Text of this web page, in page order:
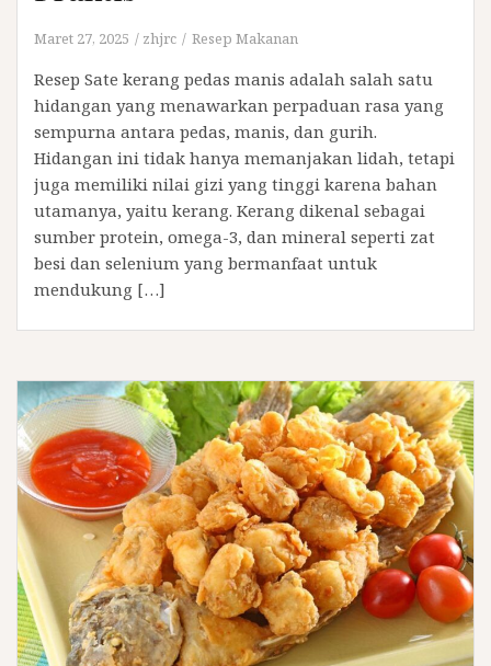
Maret 27, 2025 zhjrc Resep Makanan
Resep Sate kerang pedas manis adalah salah satu
hidangan yang menawarkan perpaduan rasa yang
sempurna antara pedas, manis, dan gurih.
Hidangan ini tidak hanya memanjakan lidah, tetapi
juga memiliki nilai gizi yang tinggi karena bahan
utamanya, yaitu kerang. Kerang dikenal sebagai
sumber protein, omega-3, dan mineral seperti zat
besi dan selenium yang bermanfaat untuk
mendukung […]